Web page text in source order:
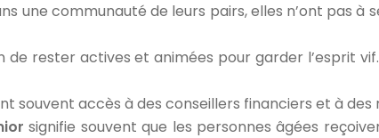
une communauté de leurs pairs, elles n’ont pas à
rester actives et animées pour garder l’esprit
souvent accès à des conseillers financiers et à
signifie souvent que les personnes âgées